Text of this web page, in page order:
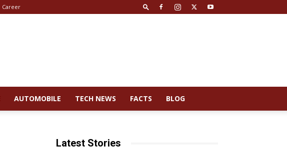
Career
AUTOMOBILE TECH NEWS FACTS BLOG
Latest Stories